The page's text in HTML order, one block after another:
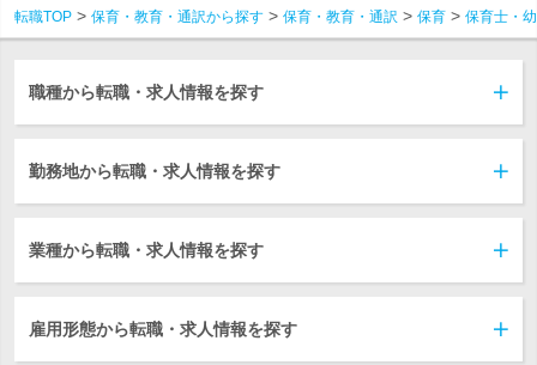
転職TOP 保育・教育・通訳から探す 保育・教育・通訳 保育 保育士・
職種から転職・求人情報を探す
勤務地から転職・求人情報を探す
業種から転職・求人情報を探す
雇用形態から転職・求人情報を探す